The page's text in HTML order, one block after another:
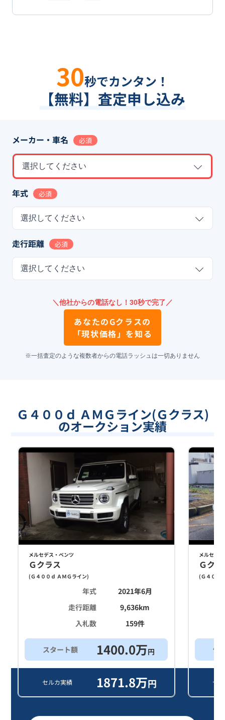
30秒でカンタン！
【無料】査定申し込み
メーカー・車名 必須
選択してください
年式 必須
選択してください
走行距離 必須
選択してください
＼他社からの電話なし！30秒で完了／
あなたのGクラスの
「現状価格」を知る
※一括査定のような複数者からの電話ラッシュは一切ありません
Ｇ４００ｄ ＡＭＧライン(Ｇクラス)
のオークション実績
メルセデス・ベンツ
Ｇクラス
(Ｇ４００ｄ ＡＭＧライン)
年式
2021年6月
走行距離
9,636km
入札数
159件
スタート額 1400.0万円
セルカ実績 1871.8万円
メルセデ
Ｇク
(Ｇ４００
他
セ